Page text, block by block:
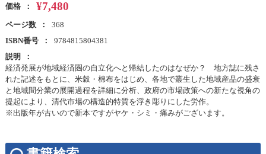
価格 ¥7,480
ページ数
368
ISBN番号
9784815804381
説明
経済発展が地域経済圏の自立化へと帰結したのはなぜか？ 地方誌に残さ
れた記述をもとに、米穀・棉布をはじめ、各地で叢生した地域産品の盛衰
と地域間分業の展開過程を詳細に分析、政府の市場政策への新たな視角の
提起により、清代市場の構造的特質を浮き彫りにした労作。
※出版年が古いので新本ですがヤケ・シミ・痛みがございます。